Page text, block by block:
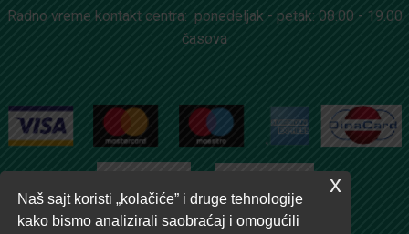
Radno vreme kontakt centra: ponedeljak - petak: 08.00 - 19.00
časova
Naš sajt koristi „kolačiće” i druge tehnologije
kako bismo analizirali saobraćaj i omogućili
x